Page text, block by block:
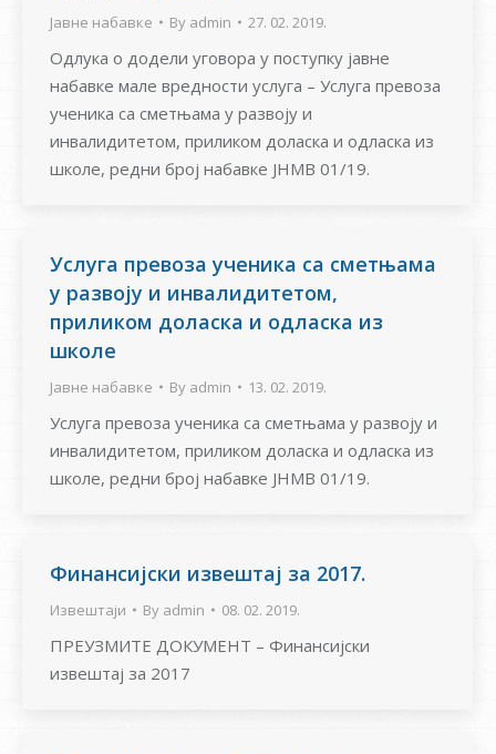
Јавне набавке By admin 27. 02. 2019.
Одлука о додели уговора у поступку јавне
набавке мале вредности услуга – Услуга превоза
ученика са сметњама у развоју и
инвалидитетом, приликом доласка и одласка из
школе, редни број набавке ЈНМВ 01/19.
Услуга превоза ученика са сметњама
у развоју и инвалидитетом,
приликом доласка и одласка из
школе
Јавне набавке By admin 13. 02. 2019.
Услуга превоза ученика са сметњама у развоју и
инвалидитетом, приликом доласка и одласка из
школе, редни број набавке ЈНМВ 01/19.
Финансијски извештај за 2017.
Извештаји By admin 08. 02. 2019.
ПРЕУЗМИТЕ ДОКУМЕНТ – Финансијски
извештај за 2017